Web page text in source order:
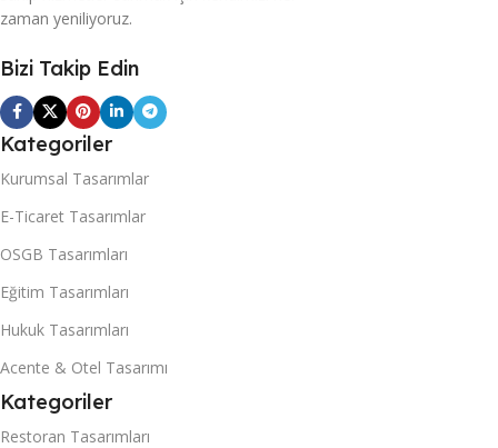
zaman yeniliyoruz.
Bizi Takip Edin
Kategoriler
Kurumsal Tasarımlar
E-Ticaret Tasarımlar
OSGB Tasarımları
Eğitim Tasarımları
Hukuk Tasarımları
Acente & Otel Tasarımı
Kategoriler
Restoran Tasarımları